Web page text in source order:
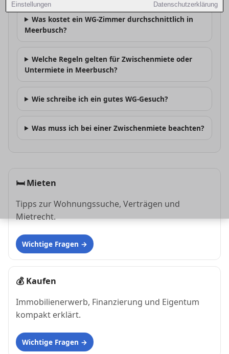
Einstellungen Datenschutzerklärung
Was kostet ein WG-Zimmer durchschnittlich in
Meerbusch?
Welche Regeln gelten für Zwischenmiete oder
Untermiete in Meerbusch?
Wie schreibe ich ein gutes WG-Gesuch?
Was muss ich bei einer Zwischenmiete beachten?
🛏Mieten
Tipps zur Wohnungssuche, Verträgen und
Mietrecht.
Wichtige Fragen
💰 Kaufen
Immobilienerwerb, Finanzierung und Eigentum
kompakt erklärt.
Wichtige Fragen